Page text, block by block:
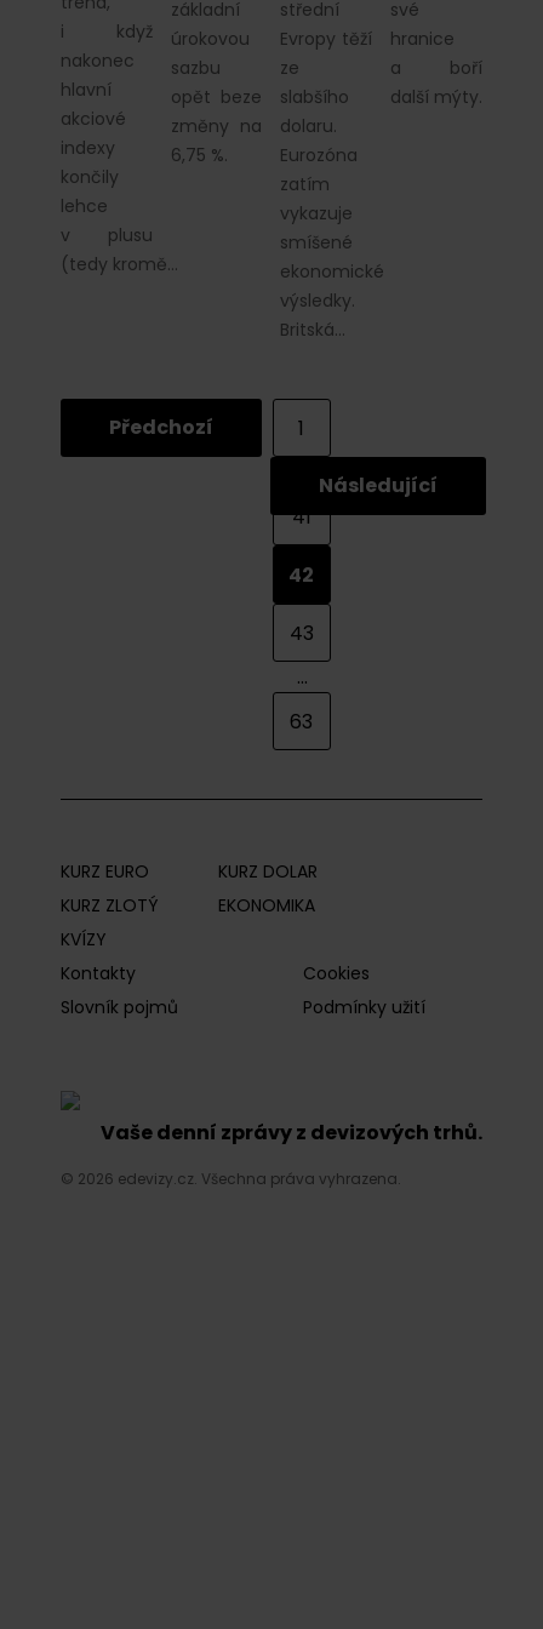
i když
nakonec
hlavní
akciové
indexy
končily
lehce
v plusu
(tedy kromě…
základní
úrokovou
sazbu
opět beze
změny na
6,75 %.
střední
Evropy těží
ze
slabšího
dolaru.
Eurozóna
zatím
vykazuje
smíšené
ekonomické
výsledky.
Britská…
své
hranice
a boří
další mýty.
Předchozí
1
41
42
43
...
63
Následující
KURZ EURO
KURZ DOLAR
KURZ ZLOTÝ
EKONOMIKA
KVÍZY
Kontakty
Cookies
Slovník pojmů
Podmínky užití
Vaše denní zprávy z devizových trhů.
© 2026 edevizy.cz. Všechna práva vyhrazena.